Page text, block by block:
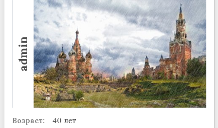
admin
Возраст:
40 лет